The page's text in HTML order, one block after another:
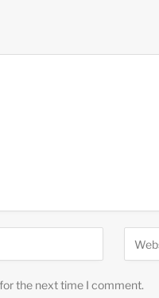
the next time I comment.